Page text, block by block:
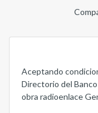
Aceptando
Directorio del
obra radioenlace